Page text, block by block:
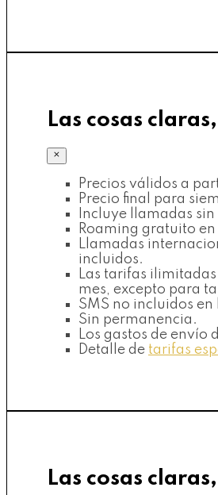
Las cosas
×
Precios válidos a
Precio final para
Incluye llamadas
Roaming gratuito
Llamadas
incluidos.
Las tarifas
mes, excepto para
SMS no incluidos
Sin permanencia.
Los gastos de envío
Detalle de tarifas
Las cosas